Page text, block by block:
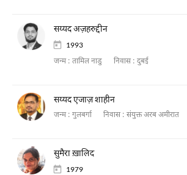
सय्यद अज़हरुद्दीन
1993
जन्म : तामिल नाडु निवास : दुबई
सय्यद एजाज़ शाहीन
जन्म : गुलबर्गा निवास : संयुक्त अरब अमीरात
सुमैरा ख़ालिद
1979